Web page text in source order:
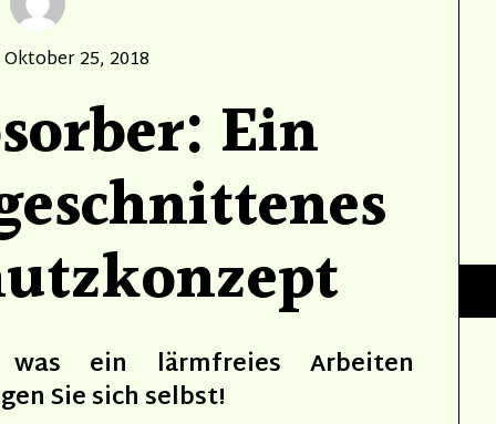
Posted
Oktober 25, 2018
Ein
was ein lärmfreies Arbeiten
Sie sich selbst!